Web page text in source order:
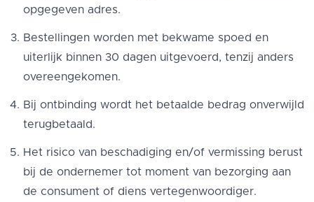
opgegeven adres.
Bestellingen worden met bekwame spoed en
uiterlijk binnen 30 dagen uitgevoerd, tenzij anders
overeengekomen.
Bij ontbinding wordt het betaalde bedrag onverwijld
terugbetaald.
Het risico van beschadiging en/of vermissing berust
bij de ondernemer tot moment van bezorging aan
de consument of diens vertegenwoordiger.